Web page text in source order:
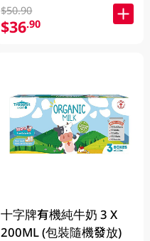
$50.90
$36.90
十字牌有機純牛奶 3 X
200ML (包裝隨機發放)